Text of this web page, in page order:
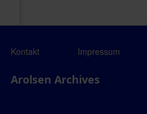
Kontakt Impressum
Arolsen Archives